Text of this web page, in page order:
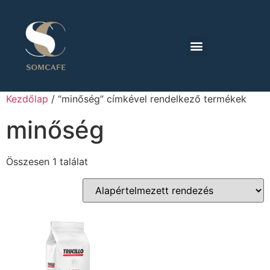
Kezdőlap / “minőség” címkével rendelkező termékek
minőség
Összesen 1 találat